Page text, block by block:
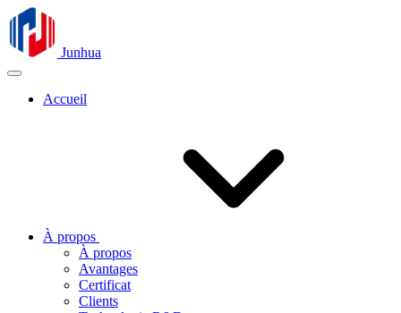
Junhua
Accueil
À propos
À propos
Avantages
Certificat
Clients